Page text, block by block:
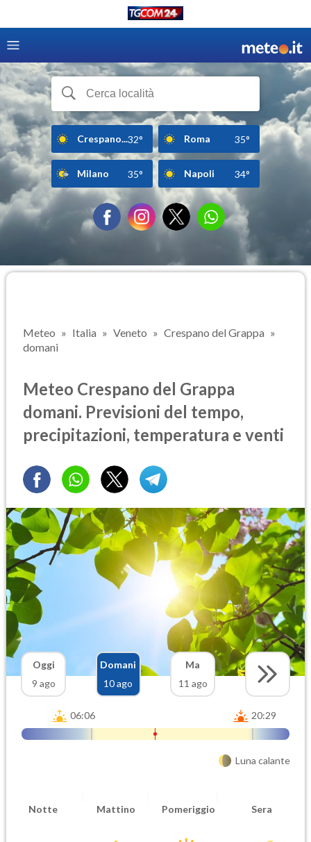
Crespano...32° Roma 35°
Milano 35° Napoli 34°
Meteo Italia Veneto
Crespano del Grappa
domani
Meteo Crespano del Grappa
domani. Previsioni del tempo,
precipitazioni, temperatura e venti
Oggi
9 ago
Domani
10 ago
Ma
11 ago
06:06 20:29
Luna calante
Notte Mattino Pomeriggio Sera